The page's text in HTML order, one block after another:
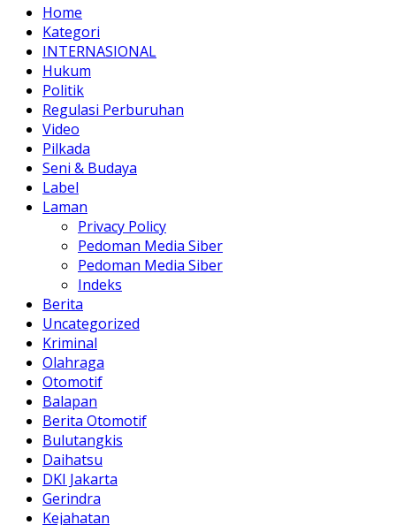
Home
Kategori
INTERNASIONAL
Hukum
Politik
Regulasi Perburuhan
Video
Pilkada
Seni & Budaya
Label
Laman
Privacy Policy
Pedoman Media Siber
Pedoman Media Siber
Indeks
Berita
Uncategorized
Kriminal
Olahraga
Otomotif
Balapan
Berita Otomotif
Bulutangkis
Daihatsu
DKI Jakarta
Gerindra
Kejahatan